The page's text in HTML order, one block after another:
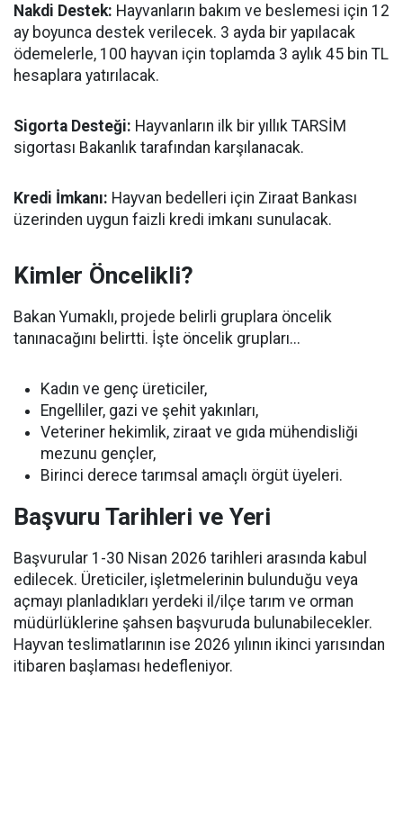
Nakdi Destek: Hayvanların bakım ve beslemesi için 12
ay boyunca destek verilecek. 3 ayda bir yapılacak
ödemelerle, 100 hayvan için toplamda 3 aylık 45 bin TL
hesaplara yatırılacak.
Sigorta Desteği: Hayvanların ilk bir yıllık TARSİM
sigortası Bakanlık tarafından karşılanacak.
Kredi İmkanı: Hayvan bedelleri için Ziraat Bankası
üzerinden uygun faizli kredi imkanı sunulacak.
Kimler Öncelikli?
Bakan Yumaklı, projede belirli gruplara öncelik
tanınacağını belirtti. İşte öncelik grupları...
Kadın ve genç üreticiler,
Engelliler, gazi ve şehit yakınları,
Veteriner hekimlik, ziraat ve gıda mühendisliği
mezunu gençler,
Birinci derece tarımsal amaçlı örgüt üyeleri.
Başvuru Tarihleri ve Yeri
Başvurular 1-30 Nisan 2026 tarihleri arasında kabul
edilecek. Üreticiler, işletmelerinin bulunduğu veya
açmayı planladıkları yerdeki il/ilçe tarım ve orman
müdürlüklerine şahsen başvuruda bulunabilecekler.
Hayvan teslimatlarının ise 2026 yılının ikinci yarısından
itibaren başlaması hedefleniyor.